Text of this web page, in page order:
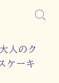
人のク
ケーキ